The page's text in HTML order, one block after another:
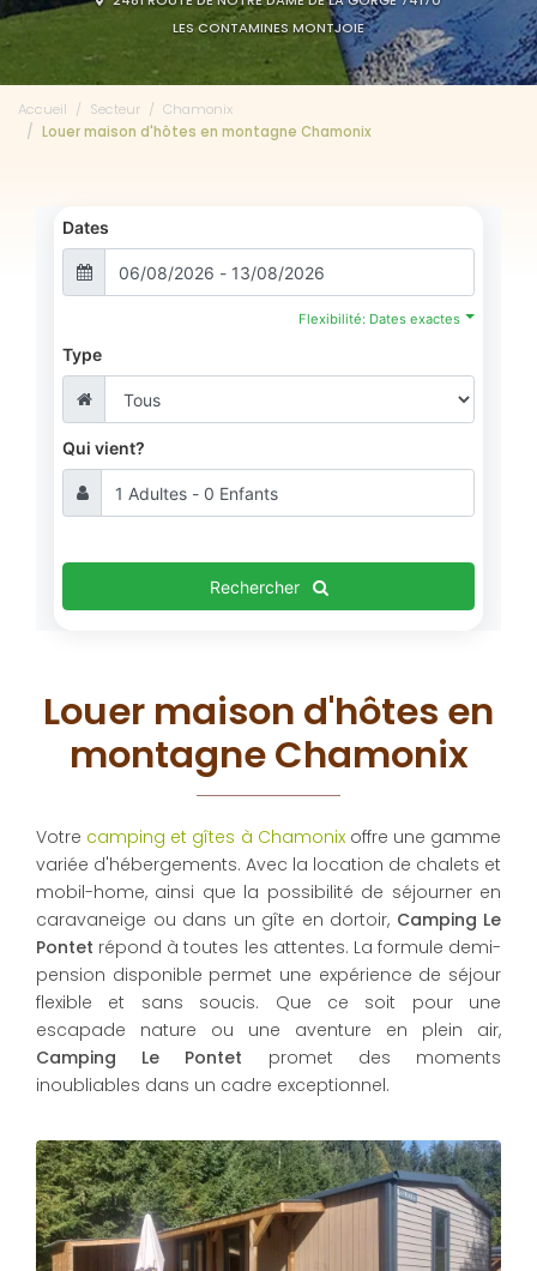
LES CONTAMINES MONTJOIE
Accueil Secteur
Chamonix
Louer maison d'hôtes en montagne Chamonix
Dates
Flexibilité: Dates exactes
Type
Qui vient?
Rechercher
Louer maison d'hôtes en
montagne Chamonix
Votre camping et gîtes à Chamonixoffre une gamme
variée d'hébergements. Avec la location de chalets et
mobil-home, ainsi que la possibilité de séjourner en
caravaneige ou dans un gîte en dortoir, Camping Le
Pontet répond à toutes les attentes. La formule demi-
pension disponible permet une expérience de séjour
flexible et sans soucis. Que ce soit pour une
escapade nature ou une aventure en plein air,
Camping Le Pontet promet des moments
inoubliables dans un cadre exceptionnel.